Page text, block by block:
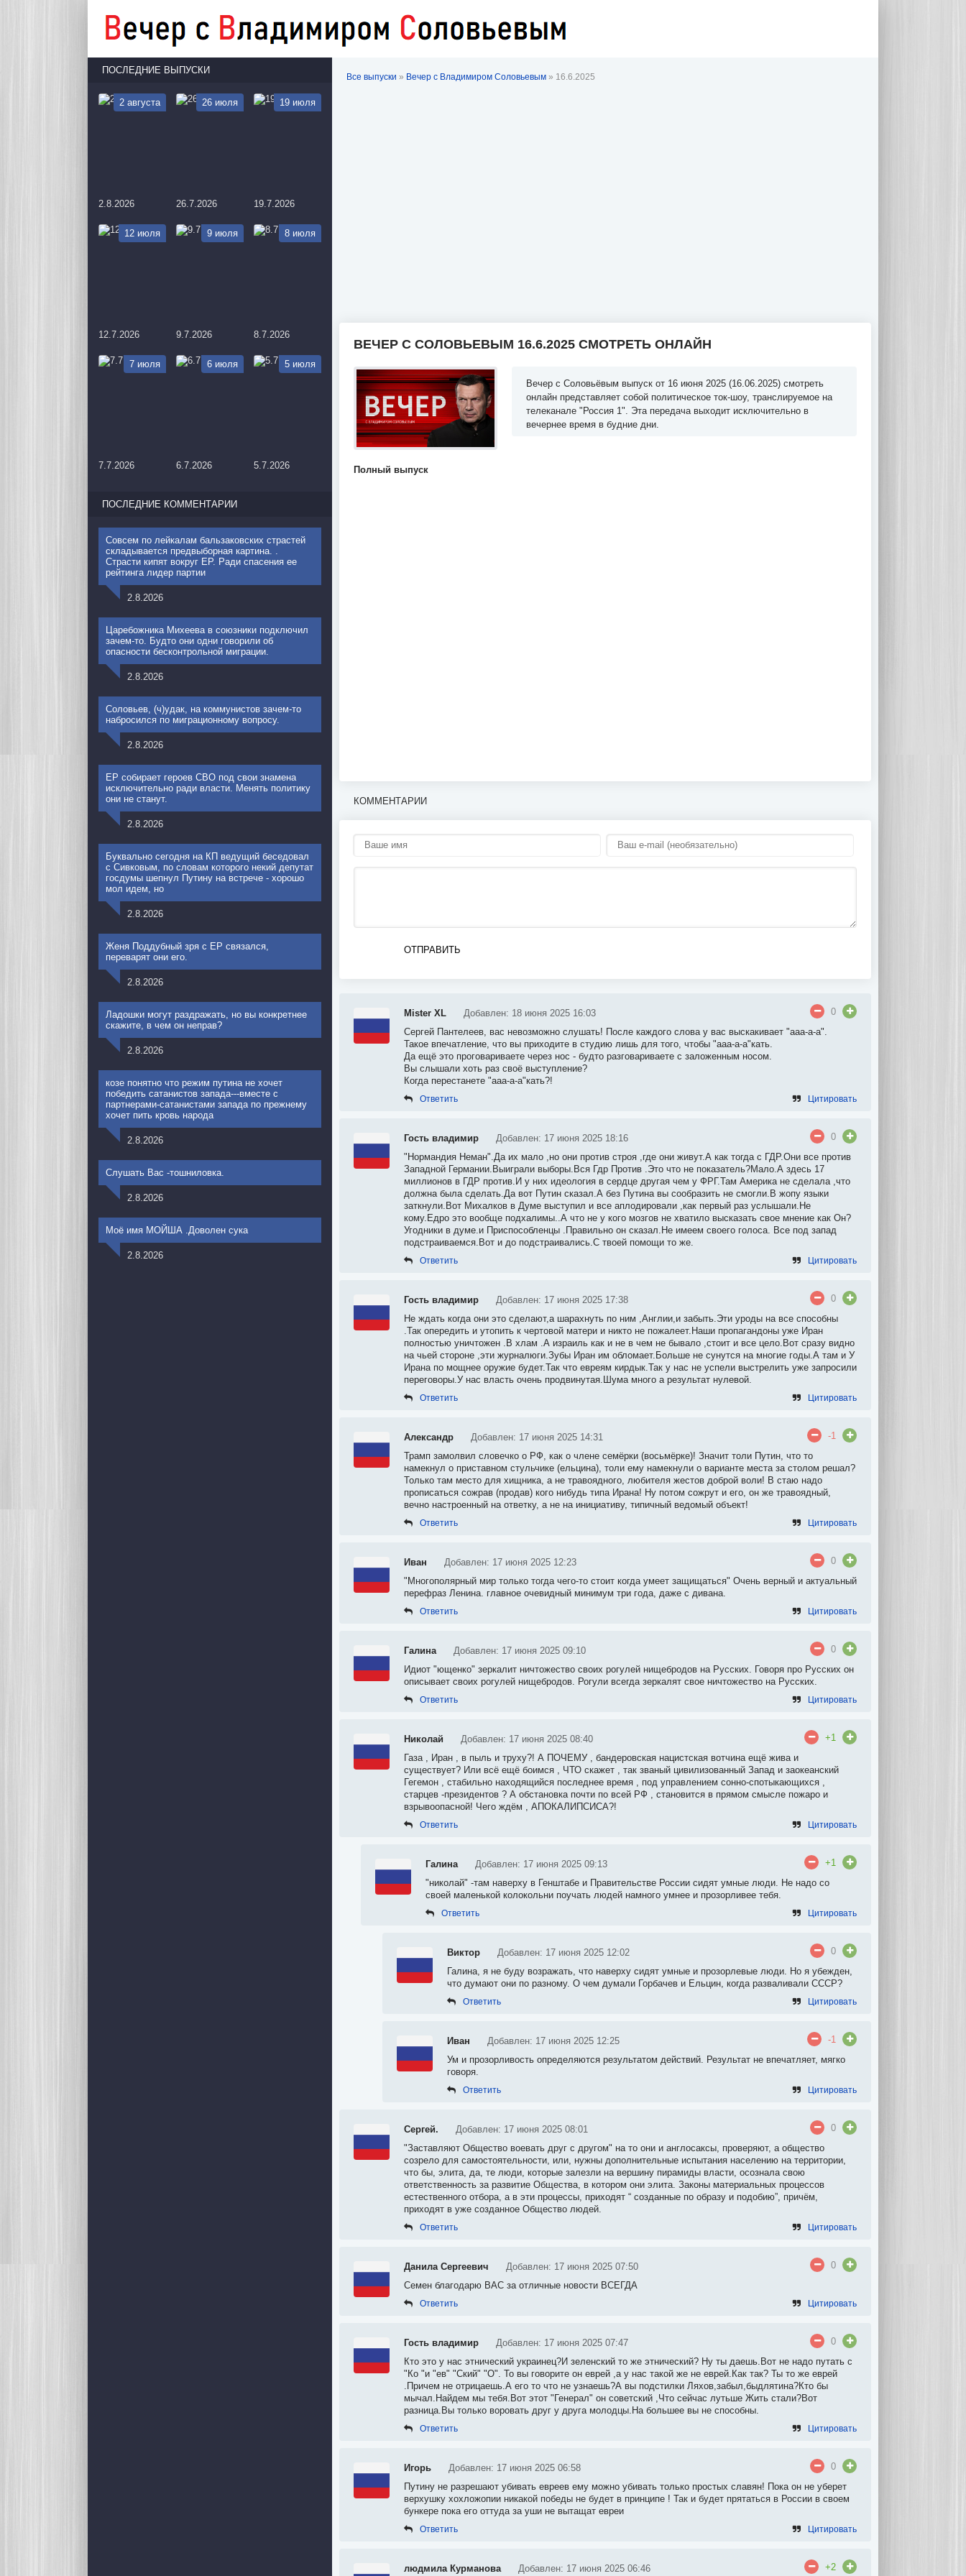
Все выпуски » Вечер с Владимиром Соловьевым » 16.6.2025
ВЕЧЕР С СОЛОВЬЕВЫМ 16.6.2025 СМОТРЕТЬ ОНЛАЙН
Вечер с Соловьёвым выпуск от 16 июня 2025 (16.06.2025) смотреть
онлайн представляет собой политическое ток-шоу, транслируемое на
телеканале "Россия 1". Эта передача выходит исключительно в
вечернее время в будние дни.
Полный выпуск
КОММЕНТАРИИ
ОТПРАВИТЬ
Mister XL Добавлен: 18 июня 2025 16:03
0
Сергей Пантелеев, вас невозможно слушать! После каждого слова у вас выскакивает "ааа-а-а".
Такое впечатление, что вы приходите в студию лишь для того, чтобы "ааа-а-а"кать.
Да ещё это проговариваете через нос - будто разговариваете с заложенным носом.
Вы слышали хоть раз своё выступление?
Когда перестанете "ааа-а-а"кать?!
Ответить Цитировать
Гость владимир Добавлен: 17 июня 2025 18:16
0
"Нормандия Неман".Да их мало ,но они против строя ,где они живут.А как тогда с ГДР.Они все против
Западной Германии.Выиграли выборы.Вся Гдр Против .Это что не показатель?Мало.А здесь 17
миллионов в ГДР против.И у них идеология в сердце другая чем у ФРГ.Там Америка не сделала ,что
должна была сделать.Да вот Путин сказал.А без Путина вы сообразить не смогли.В жопу языки
заткнули.Вот Михалков в Думе выступил и все аплодировали ,как первый раз услышали.Не
кому.Едро это вообще подхалимы..А что не у кого мозгов не хватило высказать свое мнение как Он?
Угодники в думе.и Приспособленцы .Правильно он сказал.Не имеем своего голоса. Все под запад
подстраиваемся.Вот и до подстраивались.С твоей помощи то же.
Ответить Цитировать
Гость владимир Добавлен: 17 июня 2025 17:38
0
Не ждать когда они это сделают,а шарахнуть по ним ,Англии,и забыть.Эти уроды на все способны
.Так опередить и утопить к чертовой матери и никто не пожалеет.Наши пропагандоны уже Иран
полностью уничтожен .В хлам .А израиль как и не в чем не бывало ,стоит и все цело.Вот сразу видно
на чьей стороне ,эти журналюги.Зубы Иран им обломает.Больше не сунутся на многие годы.А там и У
Ирана по мощнее оружие будет.Так что евреям кирдык.Так у нас не успели выстрелить уже запросили
переговоры.У нас власть очень продвинутая.Шума много а результат нулевой.
Ответить Цитировать
Александр Добавлен: 17 июня 2025 14:31
-1
Трамп замолвил словечко о РФ, как о члене семёрки (восьмёрке)! Значит толи Путин, что то
намекнул о приставном стульчике (ельцина), толи ему намекнули о варианте места за столом решал?
Только там место для хищника, а не травоядного, любителя жестов доброй воли! В стаю надо
прописаться сожрав (продав) кого нибудь типа Ирана! Ну потом сожрут и его, он же травоядный,
вечно настроенный на ответку, а не на инициативу, типичный ведомый объект!
Ответить Цитировать
Иван Добавлен: 17 июня 2025 12:23
0
"Многополярный мир только тогда чего-то стоит когда умеет защищаться" Очень верный и актуальный
перефраз Ленина. главное очевидный минимум три года, даже с дивана.
Ответить Цитировать
Галина Добавлен: 17 июня 2025 09:10
0
Идиот "ющенко" зеркалит ничтожество своих рогулей нищебродов на Русских. Говоря про Русских он
описывает своих рогулей нищебродов. Рогули всегда зеркалят свое ничтожество на Русских.
Ответить Цитировать
Николай Добавлен: 17 июня 2025 08:40
+1
Газа , Иран , в пыль и труху?! А ПОЧЕМУ , бандеровская нацистская вотчина ещё жива и
существует? Или всё ещё боимся , ЧТО скажет , так званый цивилизованный Запад и заокеанский
Гегемон , стабильно находящийся последнее время , под управлением сонно-спотыкающихся ,
старцев -президентов ? А обстановка почти по всей РФ , становится в прямом смысле пожаро и
взрывоопасной! Чего ждём , АПОКАЛИПСИСА?!
Ответить Цитировать
Галина Добавлен: 17 июня 2025 09:13
+1
"николай" -там наверху в Генштабе и Правительстве России сидят умные люди. Не надо со
своей маленькой колокольни поучать людей намного умнее и прозорливее тебя.
Ответить Цитировать
Виктор Добавлен: 17 июня 2025 12:02
0
Галина, я не буду возражать, что наверху сидят умные и прозорлевые люди. Но я убежден,
что думают они по разному. О чем думали Горбачев и Ельцин, когда разваливали СССР?
Ответить Цитировать
Иван Добавлен: 17 июня 2025 12:25
-1
Ум и прозорливость определяются результатом действий. Результат не впечатляет, мягко
говоря.
Ответить Цитировать
Сергей. Добавлен: 17 июня 2025 08:01
0
"Заставляют Общество воевать друг с другом" на то они и англосаксы, проверяют, а общество
созрело для самостоятельности, или, нужны дополнительные испытания населению на территории,
что бы, элита, да, те люди, которые залезли на вершину пирамиды власти, осознала свою
ответственность за развитие Общества, в котором они элита. Законы материальных процессов
естественного отбора, а в эти процессы, приходят “ созданные по образу и подобию”, причём,
приходят в уже созданное Общество людей.
Ответить Цитировать
Данила Сергеевич Добавлен: 17 июня 2025 07:50
0
Семен благодарю ВАС за отличные новости ВСЕГДА
Ответить Цитировать
Гость владимир Добавлен: 17 июня 2025 07:47
0
Кто это у нас этнический украинец?И зеленский то же этнический? Ну ты даешь.Вот не надо путать с
"Ко "и "ев" "Ский" "О". То вы говорите он еврей ,а у нас такой же не еврей.Как так? Ты то же еврей
.Причем не отрицаешь.А его то что не узнаешь?А вы подстилки Ляхов,забыл,быдлятина?Кто бы
мычал.Найдем мы тебя.Вот этот "Генерал" он советский ,Что сейчас лутьше Жить стали?Вот
разница.Вы только воровать друг у друга молодцы.На большее вы не способны.
Ответить Цитировать
Игорь Добавлен: 17 июня 2025 06:58
0
Путину не разрешают убивать евреев ему можно убивать только простых славян! Пока он не уберет
верхушку хохложопии никакой победы не будет в принципе ! Так и будет прятаться в России в своем
бункере пока его оттуда за уши не вытащат евреи
Ответить Цитировать
людмила Курманова Добавлен: 17 июня 2025 06:46 +2
ПОСЛЕДНИЕ ВЫПУСКИ
2 августа
2.8.2026
26 июля
26.7.2026
19 июля
19.7.2026
12 июля
12.7.2026
9 июля
9.7.2026
8 июля
8.7.2026
7 июля
7.7.2026
6 июля
6.7.2026
5 июля
5.7.2026
ПОСЛЕДНИЕ КОММЕНТАРИИ
Совсем по лейкалам бальзаковских страстей
складывается предвыборная картина. .
Страсти кипят вокруг ЕР. Ради спасения ее
рейтинга лидер партии
2.8.2026
Царебожника Михеева в союзники подключил
зачем-то. Будто они одни говорили об
опасности бесконтрольной миграции.
2.8.2026
Соловьев, (ч)удак, на коммунистов зачем-то
набросился по миграционному вопросу.
2.8.2026
ЕР собирает героев СВО под свои знамена
исключительно ради власти. Менять политику
они не станут.
2.8.2026
Буквально сегодня на КП ведущий беседовал
с Сивковым, по словам которого некий депутат
госдумы шепнул Путину на встрече - хорошо
мол идем, но
2.8.2026
Женя Поддубный зря с ЕР связался,
переварят они его.
2.8.2026
Ладошки могут раздражать, но вы конкретнее
скажите, в чем он неправ?
2.8.2026
козе понятно что режим путина не хочет
победить сатанистов запада---вместе с
партнерами-сатанистами запада по прежнему
хочет пить кровь народа
2.8.2026
Слушать Вас -тошниловка.
2.8.2026
Моё имя МОЙША .Доволен сука
2.8.2026